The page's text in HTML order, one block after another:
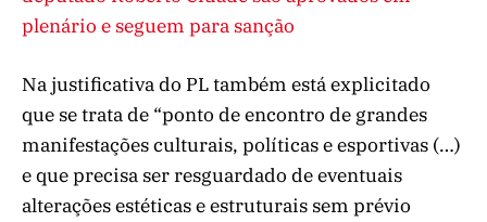
plenário e seguem para sanção
Na justificativa do PL também está explicitado
que se trata de “ponto de encontro de grandes
manifestações culturais, políticas e esportivas (…)
e que precisa ser resguardado de eventuais
alterações estéticas e estruturais sem prévio